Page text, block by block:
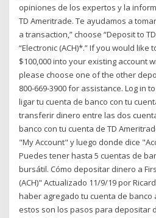
opiniones de los expertos y la
TD Ameritrade. Te ayudamos a
a transaction,” choose “Deposit to
“Electronic (ACH)*.” If you would like
$100,000 into your existing account
please choose one of the other
800‑669‑3900 for assistance. Log in
ligar tu cuenta de banco con tu
transferir dinero entre las dos
banco con tu cuenta de TD
"My Account" y luego donde dice
Puedes tener hasta 5 cuentas de
bursátil. Cómo depositar dinero a
(ACH)" Actualizado 11/9/19 por
haber agregado tu cuenta de banco
estos son los pasos para depositar